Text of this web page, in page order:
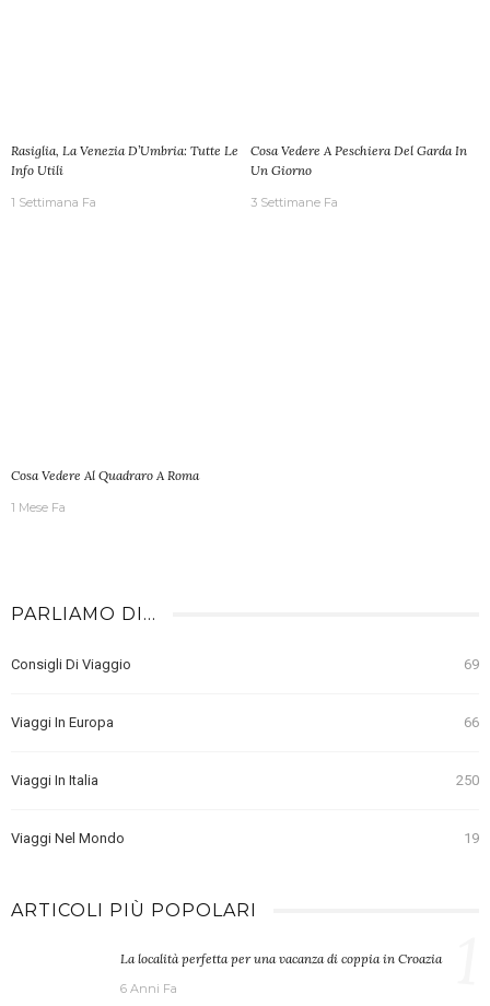
Rasiglia, La Venezia D’Umbria: Tutte Le
Info Utili
1 Settimana Fa
Cosa Vedere A Peschiera Del Garda In
Un Giorno
3 Settimane Fa
Cosa Vedere Al Quadraro A Roma
1 Mese Fa
PARLIAMO DI…
Consigli Di Viaggio 69
Viaggi In Europa 66
Viaggi In Italia 250
Viaggi Nel Mondo 19
ARTICOLI PIÙ POPOLARI
La località perfetta per una vacanza di coppia in Croazia
6 Anni Fa